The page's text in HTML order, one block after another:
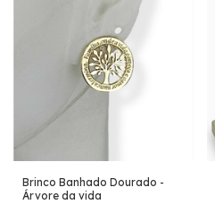
Brinco Banhado Dourado -
Árvore da vida